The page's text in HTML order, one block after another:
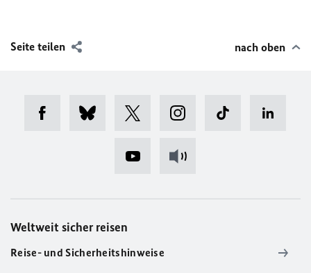
Seite teilen nach oben
Weltweit sicher reisen
Reise- und Sicherheitshinweise